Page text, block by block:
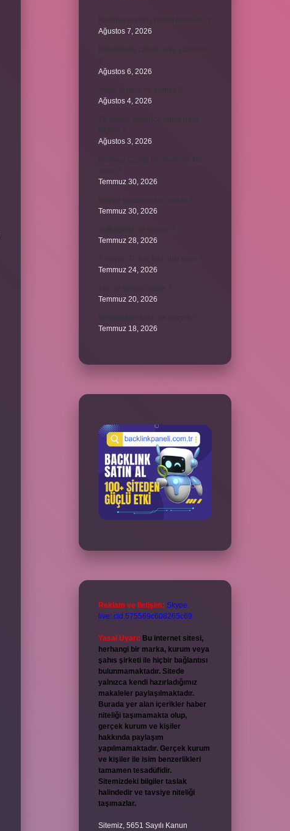
Ağustos 7, 2026
Ağustos 6, 2026
Ağustos 4, 2026
Ağustos 3, 2026
Temmuz 30, 2026
Temmuz 30, 2026
Temmuz 28, 2026
Temmuz 24, 2026
Temmuz 20, 2026
Temmuz 18, 2026
Reklam ve İletişim: Skype:
live:.cid.575569c608265c69
Yasal Uyarı: Bu internet sitesi,
herhangi bir marka, kurum veya
şahıs şirketi ile hiçbir bağlantısı
bulunmamaktadır. Sitede
yalnızca kendi hazırladığımız
makaleler paylaşılmaktadır.
Burada yer alan içerikler haber
niteliği taşımamakta olup,
gerçek kurum ve kişiler
hakkında paylaşım
yapılmamaktadır. Gerçek kurum
ve kişiler ile isim benzerlikleri
tamamen tesadüfidir.
Sitemizdeki bilgiler taslak
halindedir ve tavsiye niteliği
taşımazlar.
Sitemiz, 5651 Sayılı Kanun